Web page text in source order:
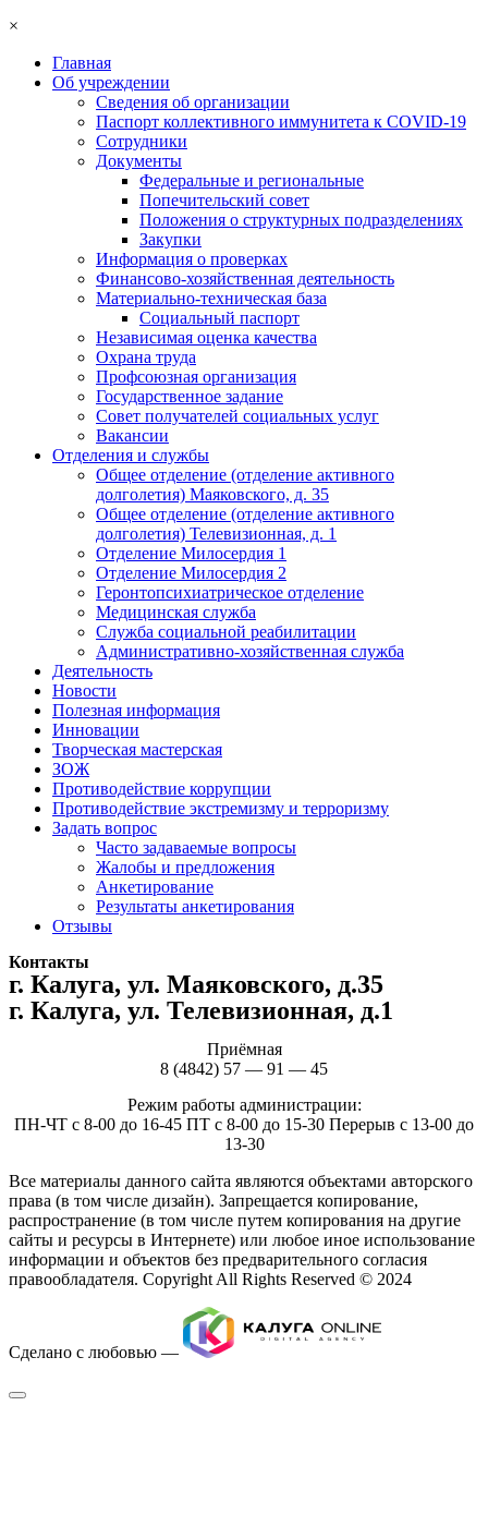
×
Главная
Об учреждении
Сведения об организации
Паспорт коллективного иммунитета к COVID-19
Сотрудники
Документы
Федеральные и региональные
Попечительский совет
Положения о структурных подразделениях
Закупки
Информация о проверках
Финансово-хозяйственная деятельность
Материально-техническая база
Социальный паспорт
Независимая оценка качества
Охрана труда
Профсоюзная организация
Государственное задание
Совет получателей социальных услуг
Вакансии
Отделения и службы
Общее отделение (отделение активного
долголетия) Маяковского, д. 35
Общее отделение (отделение активного
долголетия) Телевизионная, д. 1
Отделение Милосердия 1
Отделение Милосердия 2
Геронтопсихиатрическое отделение
Медицинская служба
Служба социальной реабилитации
Административно-хозяйственная служба
Деятельность
Новости
Полезная информация
Инновации
Творческая мастерская
ЗОЖ
Противодействие коррупции
Противодействие экстремизму и терроризму
Задать вопрос
Часто задаваемые вопросы
Жалобы и предложения
Анкетирование
Результаты анкетирования
Отзывы
Контакты
г. Калуга, ул. Маяковского, д.35
г. Калуга, ул. Телевизионная, д.1
Приёмная
8 (4842) 57 — 91 — 45
Режим работы администрации:
ПН-ЧТ с 8-00 до 16-45 ПТ с 8-00 до 15-30 Перерыв с 13-00 до
13-30
Все материалы данного сайта являются объектами авторского
права (в том числе дизайн). Запрещается копирование,
распространение (в том числе путем копирования на другие
сайты и ресурсы в Интернете) или любое иное использование
информации и объектов без предварительного согласия
правообладателя. Copyright All Rights Reserved © 2024
Сделано с любовью —